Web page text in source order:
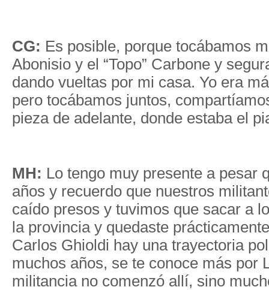
CG: Es posible, porque tocábamos
Abonisio y el “Topo” Carbone y
dando vueltas por mi casa. Yo era
pero tocábamos juntos,
pieza de adelante, donde estaba el
MH: Lo tengo muy presente a pesar
años y recuerdo que nuestros
caído presos y tuvimos que sacar a
la provincia y quedaste
Carlos Ghioldi hay una trayectoria
muchos años, se te conoce más por
militancia no comenzó allí, sino